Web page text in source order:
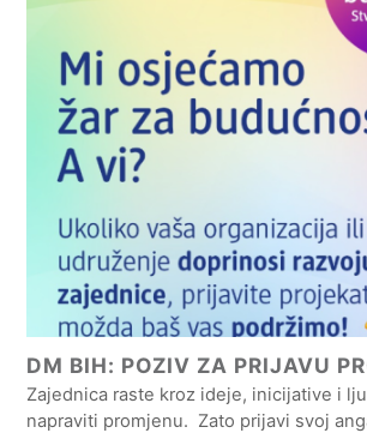
DM BIH: POZIV ZA PRIJAVU
Zajednica raste kroz ideje, inicijative i
napraviti promjenu. Zato prijavi svoj